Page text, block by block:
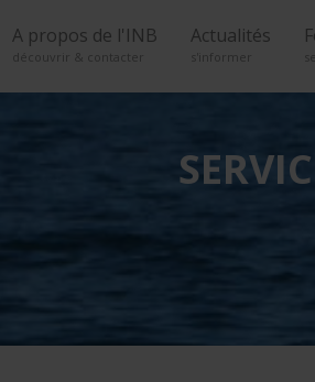
A propos de l'INB
découvrir & contacter
Actualités
s'informer